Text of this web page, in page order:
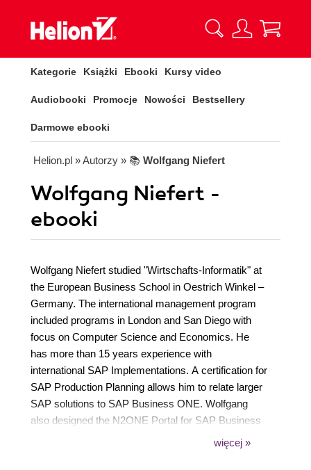
Kategorie Książki Ebooki Kursy video
Audiobooki Promocje Nowości Bestsellery
Darmowe ebooki
Helion.pl » Autorzy » 📚 Wolfgang Niefert
Wolfgang Niefert -
ebooki
Wolfgang Niefert studied "Wirtschafts-Informatik" at
the European Business School in Oestrich Winkel –
Germany. The international management program
included programs in London and San Diego with
focus on Computer Science and Economics. He
has more than 15 years experience with
international SAP Implementations. A certification for
SAP Production Planning allows him to relate larger
SAP solutions to SAP Business ONE. Wolfgang
also designed the N2ONE Portal for SAP Business
ONE that allows the real-time management of e-
więcej »